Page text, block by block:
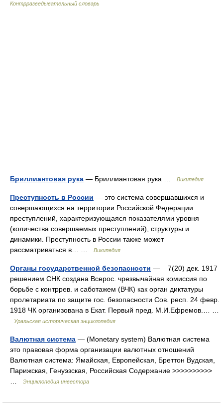
Контрразведывательный словарь
Бриллиантовая рука — Бриллиантовая рука … Википедия
Преступность в России — это система совершавшихся и
совершающихся на территории Российской Федерации
преступлений, характеризующаяся показателями уровня
(количества совершаемых преступлений), структуры и
динамики. Преступность в России также может
рассматриваться в… …
Википедия
Органы государственной безопасности — 7(20) дек. 1917
решением СНК создана Всерос. чрезвычайная комиссия по
борьбе с контррев. и саботажем (ВЧК) как орган диктатуры
пролетариата по защите гос. безопасности Сов. респ. 24 февр.
1918 ЧК организована в Екат. Первый пред. М.И.Ефремов.… …
Уральская историческая энциклопедия
Валютная система — (Monetary system) Валютная система
это правовая форма организации валютных отношений
Валютная система: Ямайская, Европейская, Бреттон Вудская,
Парижская, Генуэзская, Российская Содержание >>>>>>>>>>
Энциклопедия инвестора